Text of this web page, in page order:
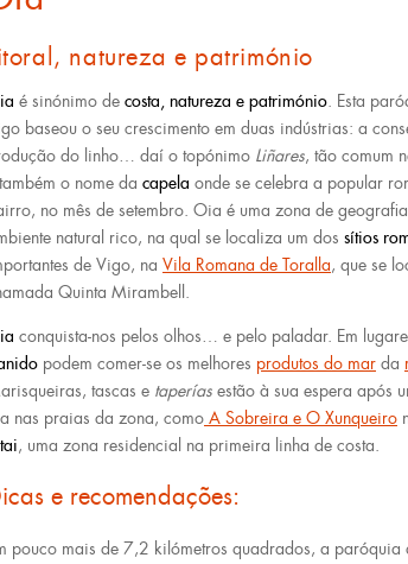
natureza e património
é sinónimo de costa, natureza e património. Esta
baseou o seu crescimento em duas indústrias: a
do linho… daí o topónimo Liñares, tão comum
o nome da capela onde se celebra a popular
no mês de setembro. Oia é uma zona de
natural rico, na qual se localiza um dos sítios
de Vigo, na Vila Romana de Toralla, que se
Quinta Mirambell.
conquista-nos pelos olhos… e pelo paladar. Em
podem comer-se os melhores produtos do mar da
tascas e taperías estão à sua espera após
nas praias da zona, como A Sobreira e O Xunqueiro
, uma zona residencial na primeira linha de costa.
e recomendações:
pouco mais de 7,2 kilómetros quadrados, a paróquia